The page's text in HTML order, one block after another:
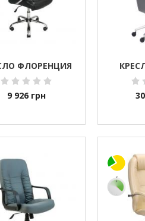
ФЛОРЕНЦИЯ
9 926 грн